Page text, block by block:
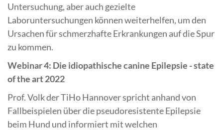
Untersuchung, aber auch gezielte
Laboruntersuchungen können weiterhelfen, um den
Ursachen für schmerzhafte Erkrankungen auf die Spur
zu kommen.
Webinar 4: Die idiopathische canine Epilepsie - state
of the art 2022
Prof. Volk der TiHo Hannover spricht anhand von
Fallbeispielen über die pseudoresistente Epilepsie
beim Hund und informiert mit welchen